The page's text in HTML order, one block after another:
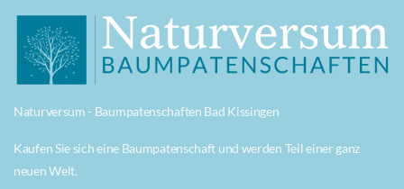
Naturversum - Baumpatenschaften Bad Kissingen
Kaufen Sie sich eine Baumpatenschaft und werden Teil einer ganz
neuen Welt.